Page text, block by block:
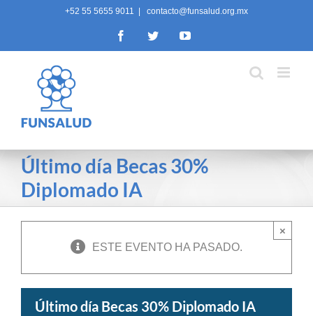
+52 55 5655 9011 contacto@funsalud.org.mx
FacebookTwitterYouTube
Último día Becas 30%
Diplomado IA
×
ESTE EVENTO HA PASADO.
Último día Becas 30% Diplomado IA